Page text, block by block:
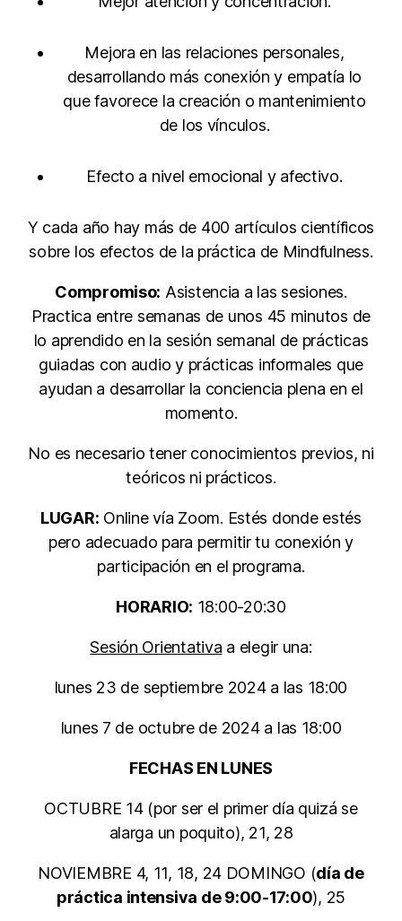
Mejora en las relaciones personales,
desarrollando más conexión y empatía lo
que favorece la creación o mantenimiento
de los vínculos.
Efecto a nivel emocional y afectivo.
Y cada año hay más de 400 artículos científicos
sobre los efectos de la práctica de Mindfulness.
Compromiso: Asistencia a las sesiones.
Practica entre semanas de unos 45 minutos de
lo aprendido en la sesión semanal de prácticas
guiadas con audio y prácticas informales que
ayudan a desarrollar la conciencia plena en el
momento.
No es necesario tener conocimientos previos, ni
teóricos ni prácticos.
LUGAR: Online vía Zoom. Estés donde estés
pero adecuado para permitir tu conexión y
participación en el programa.
HORARIO: 18:00-20:30
Sesión Orientativa a elegir una:
lunes 23 de septiembre 2024 a las 18:00
lunes 7 de octubre de 2024 a las 18:00
FECHAS EN LUNES
OCTUBRE 14 (por ser el primer día quizá se
alarga un poquito), 21, 28
NOVIEMBRE 4, 11, 18, 24 DOMINGO (día de
práctica intensiva de 9:00-17:00), 25